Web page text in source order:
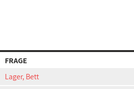
FRAGE
Lager, Bett